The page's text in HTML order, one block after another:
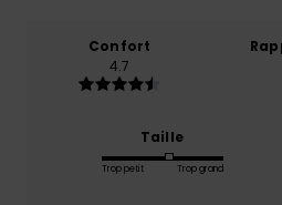
Confort
4.7
Taille
Trop petit Trop grand